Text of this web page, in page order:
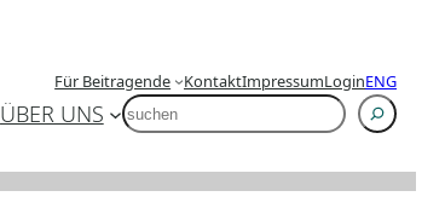
Für Beitragende KontaktImpressumLoginENG
ÜBER UNS SUCHEN